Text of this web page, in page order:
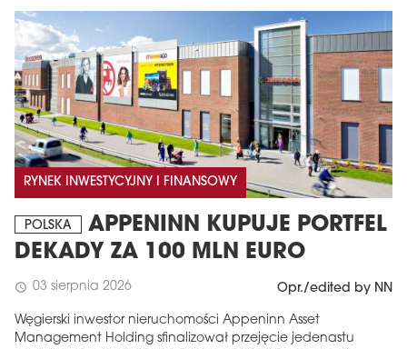
RYNEK INWESTYCYJNY I FINANSOWY
POLSKA
APPENINN KUPUJE PORTFEL
DEKADY ZA 100 MLN EURO
schedule 03 sierpnia 2026 Opr./edited by NN
Węgierski inwestor nieruchomości Appeninn Asset
Management Holding sfinalizował przejęcie jedenastu